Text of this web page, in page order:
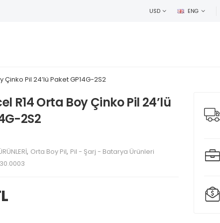
USD ENG
Çinko Pil 24’lü Paket GP14G-2S2
R14 Orta Boy Çinko Pil 24’lü
2S2
, Orta Boy Pil, Pil - Şarj - Batarya Ürünleri